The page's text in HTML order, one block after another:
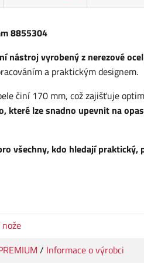
8855304
nástroj vyrobený z nerezové
a praktickým designem.
činí 170 mm, což zajišťuje
které lze snadno upevnit na
všechny, kdo hledají praktický,
/ Informace o výrobci